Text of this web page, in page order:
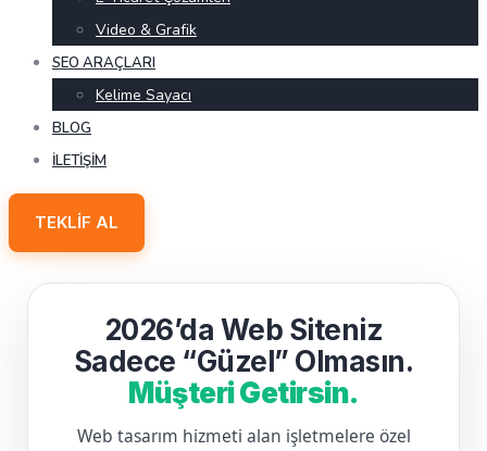
Video & Grafik
SEO ARAÇLARI
Kelime Sayacı
BLOG
İLETIŞIM
TEKLIF AL
2026’da Web Siteniz
Sadece “Güzel” Olmasın.
Müşteri Getirsin.
Web tasarım hizmeti alan işletmelere özel